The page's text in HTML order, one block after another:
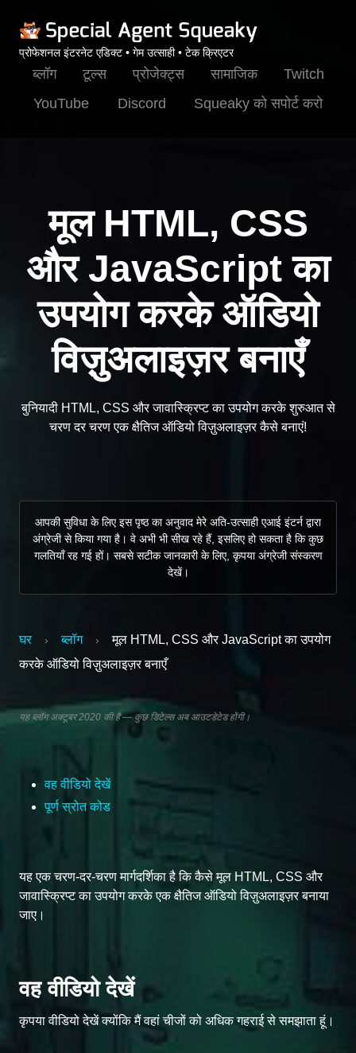
प्रोफेशनल इंटरनेट एडिक्ट • गेम उत्साही • टेक क्रिएटर
ब्लॉग टूल्स प्रोजेक्ट्स सामाजिक
Twitch
YouTube
Discord Squeaky को सपोर्ट करो
मूल HTML, CSS
और JavaScript का
उपयोग करके ऑडियो
विज़ुअलाइज़र बनाएँ
बुनियादी HTML, CSS और जावास्क्रिप्ट का उपयोग करके शुरुआत से
चरण दर चरण एक क्षैतिज ऑडियो विज़ुअलाइज़र कैसे बनाएं!
आपकी सुविधा के लिए इस पृष्ठ का अनुवाद मेरे अति-उत्साही एआई इंटर्न द्वारा
अंग्रेजी से किया गया है। वे अभी भी सीख रहे हैं, इसलिए हो सकता है कि कुछ
गलतियाँ रह गई हों। सबसे सटीक जानकारी के लिए, कृपया अंग्रेजी संस्करण
देखें।
घर › ब्लॉग ›
मूल HTML, CSS और JavaScript का उपयोग
करके ऑडियो विज़ुअलाइज़र बनाएँ
यह ब्लॉग अक्टूबर 2020 की है — कुछ डिटेल्स अब आउटडेटेड होंगी।
वह वीडियो देखें
पूर्ण स्रोत कोड
यह एक चरण-दर-चरण मार्गदर्शिका है कि कैसे मूल HTML, CSS और
जावास्क्रिप्ट का उपयोग करके एक क्षैतिज ऑडियो विज़ुअलाइज़र बनाया
जाए।
वह वीडियो देखें
कृपया वीडियो देखें क्योंकि मैं वहां चीजों को अधिक गहराई से समझाता हूं।